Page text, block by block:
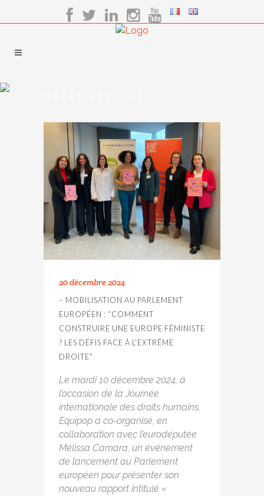
20 décembre 2024
– MOBILISATION AU PARLEMENT
EUROPÉEN : “COMMENT
CONSTRUIRE UNE EUROPE FÉMINISTE
? LES DÉFIS FACE À L’EXTRÊME
DROITE”
Le mardi 10 décembre 2024, à
l’occasion de la Journée
internationale des droits humains,
Equipop a co-organisé, en
collaboration avec l’eurodéputée
Mélissa Camara, un événement
de lancement au Parlement
européen pour présenter son
nouveau rapport intitulé «